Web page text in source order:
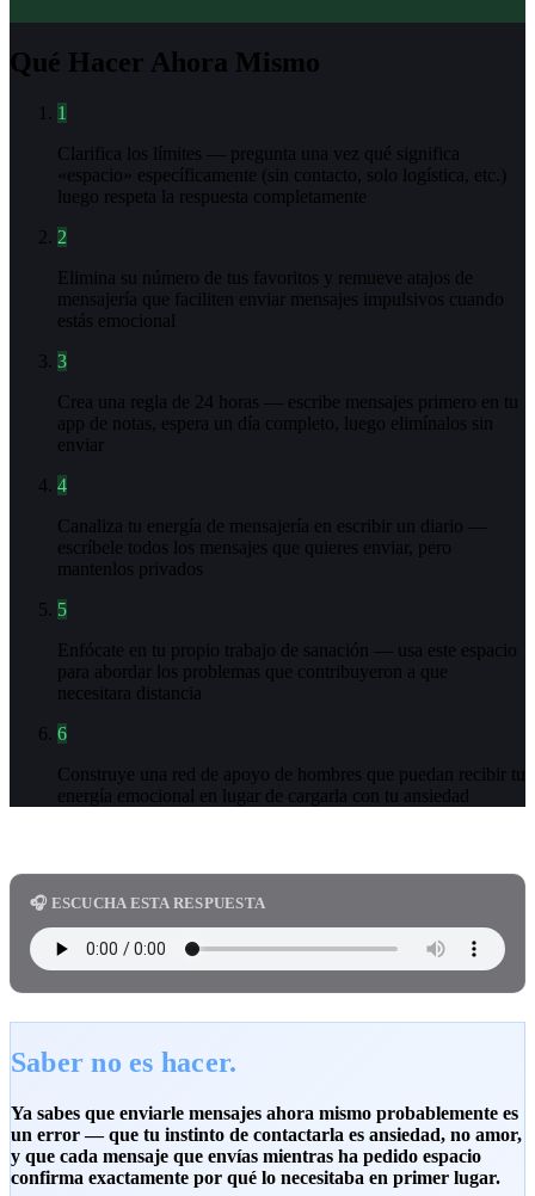
Qué Hacer Ahora Mismo
1
Clarifica los límites — pregunta una vez qué significa
«espacio» específicamente (sin contacto, solo logística, etc.)
luego respeta la respuesta completamente
2
Elimina su número de tus favoritos y remueve atajos de
mensajería que faciliten enviar mensajes impulsivos cuando
estás emocional
3
Crea una regla de 24 horas — escribe mensajes primero en tu
app de notas, espera un día completo, luego elimínalos sin
enviar
4
Canaliza tu energía de mensajería en escribir un diario —
escríbele todos los mensajes que quieres enviar, pero
mantenlos privados
5
Enfócate en tu propio trabajo de sanación — usa este espacio
para abordar los problemas que contribuyeron a que
necesitara distancia
6
Construye una red de apoyo de hombres que puedan recibir tu
energía emocional en lugar de cargarla con tu ansiedad
🎧 ESCUCHA ESTA RESPUESTA
Saber no es hacer.
Ya sabes que enviarle mensajes ahora mismo probablemente es
un error — que tu instinto de contactarla es ansiedad, no amor,
y que cada mensaje que envías mientras ha pedido espacio
confirma exactamente por qué lo necesitaba en primer lugar.